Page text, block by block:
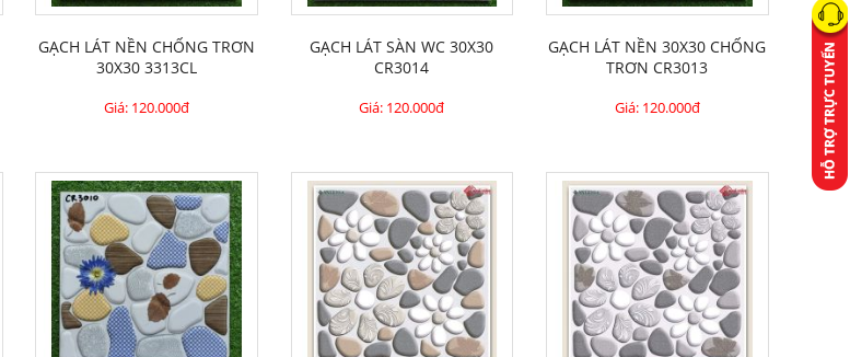
GẠCH LÁT NỀN CHỐNG TRƠN
30X30 3313CL
Giá: 120.000đ
GẠCH LÁT SÀN WC 30X30
CR3014
Giá: 120.000đ
GẠCH LÁT NỀN 30X30 CHỐNG
TRƠN CR3013
Giá: 120.000đ